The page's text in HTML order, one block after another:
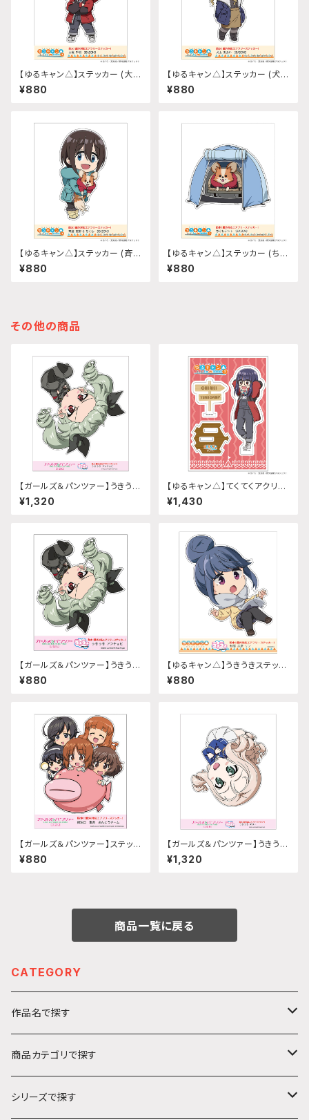
【ゆるキャン△】ステッカー (大垣
千明『SEASON3』)
¥880
【ゆるキャン△】ステッカー (犬山
あおい『SEASON3』)
¥880
【ゆるキャン△】ステッカー (斉藤
恵那『SEASON3』)
¥880
【ゆるキャン△】ステッカー (ちく
わテント『SEASON3』)
¥880
その他の商品
【ガールズ＆パンツァー】うきうき
ステッカー (アンチョビ)A5サイ
ズ
¥1,320
【ゆるキャン△】てくてくアクリル
スタンド(『SEASON3』大垣 千
明)
¥1,430
【ガールズ＆パンツァー】うきうき
ステッカー (アンチョビ)
¥880
【ゆるキャン△】うきうきステッカ
ー(志摩リン 制服ver.)
¥880
【ガールズ＆パンツァー】ステッカ
ー 給油口 (集合 あんこうチー
ム)
¥880
【ガールズ＆パンツァー】うきうき
ステッカー (マリー)A5サイズ
¥1,320
商品一覧に戻る
CATEGORY
作品名で探す
カ行
ガールズ＆パンツァー
サ行
商品カテゴリで探す
アクリルキーホルダー
シリーズで探す